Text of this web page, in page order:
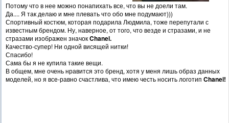
Потому что в нее можно понапихать все, что вы не доели там.
Да.... Я так делаю и мне плевать что обо мне подумают)))
Спортивный костюм, которая подарила Людмила, тоже перепутали с
известным брендом. Ну, наверное, от того, что везде и стразами, и не
стразами изображен значокChanel.
Качество-супер! Ни одной висящей нитки!
Спасибо!
Сама бы я не купила такие вещи.
В общем, мне очень нравится это бренд, хотя у меня лишь образ данных
моделей, но я все-равно счастлива, что имею честь носить логотип Chanel!